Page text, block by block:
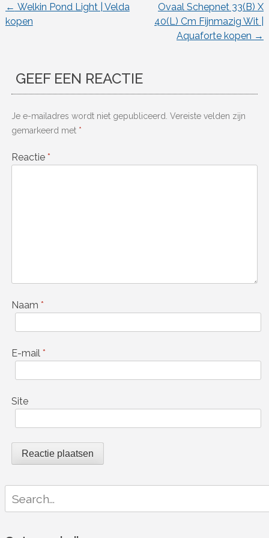
Berichtnavigatie
← Welkin Pond Light | Velda
kopen
Ovaal Schepnet 33(B) X
40(L) Cm Fijnmazig Wit |
Aquaforte kopen →
GEEF EEN REACTIE
Je e-mailadres wordt niet gepubliceerd. Vereiste velden zijn
gemarkeerd met *
Reactie *
Naam *
E-mail *
Site
for: